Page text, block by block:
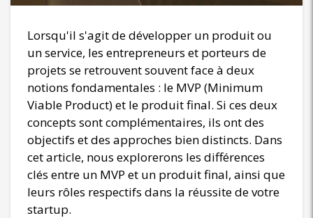
Lorsqu'il s'agit de développer un produit ou
un service, les entrepreneurs et porteurs de
projets se retrouvent souvent face à deux
notions fondamentales : le MVP (Minimum
Viable Product) et le produit final. Si ces deux
concepts sont complémentaires, ils ont des
objectifs et des approches bien distincts. Dans
cet article, nous explorerons les différences
clés entre un MVP et un produit final, ainsi que
leurs rôles respectifs dans la réussite de votre
startup.